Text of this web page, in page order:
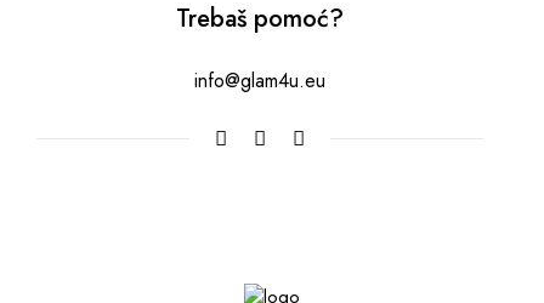
Trebaš pomoć?
info@glam4u.eu